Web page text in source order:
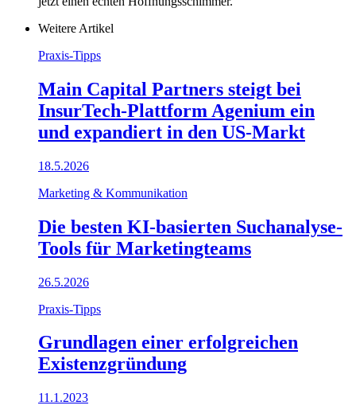
Weitere Artikel
Praxis-Tipps
Main Capital Partners steigt bei
InsurTech-Plattform Agenium ein
und expandiert in den US-Markt
18.5.2026
Marketing & Kommunikation
Die besten KI-basierten Suchanalyse-
Tools für Marketingteams
26.5.2026
Praxis-Tipps
Grundlagen einer erfolgreichen
Existenzgründung
11.1.2023